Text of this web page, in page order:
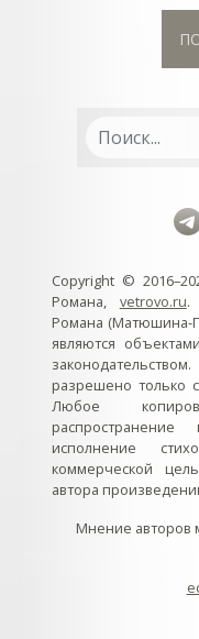
Copyright ©
Романа, vetrovo.ru.
Романа (Матюшина-
являются
разрешено только
Любое
исполнение
коммерческой
автора
Мнение авторов